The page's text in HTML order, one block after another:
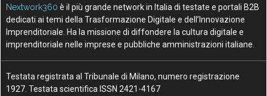
Nextwork360 è il più grande network in Italia di testate e portali B2B
dedicati ai temi della Trasformazione Digitale e dell’Innovazione
Imprenditoriale. Ha la missione di diffondere la cultura digitale e
imprenditoriale nelle imprese e pubbliche amministrazioni italiane.
Testata registrata al Tribunale di Milano, numero registrazione
1927. Testata scientifica ISSN 2421-4167